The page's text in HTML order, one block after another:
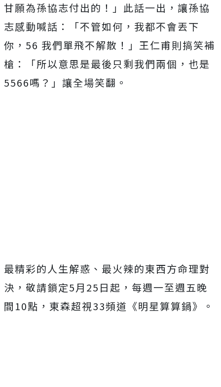
甘願為孫協志付出的！」此話一出，讓孫協
志感動喊話：
「不管如何，我都不會丟下
你，56 我們單飛不解散！」王仁甫則搞笑補
槍：「所以意思是最後只剩我們兩個，也是
5566嗎？」讓全場笑翻。
最精彩的人生解惑、最火辣的東西方命理對
決， 敬請鎖定5月25日起，每週一至週五晚
間10點， 東森超視33頻道《明星算算鍋》。